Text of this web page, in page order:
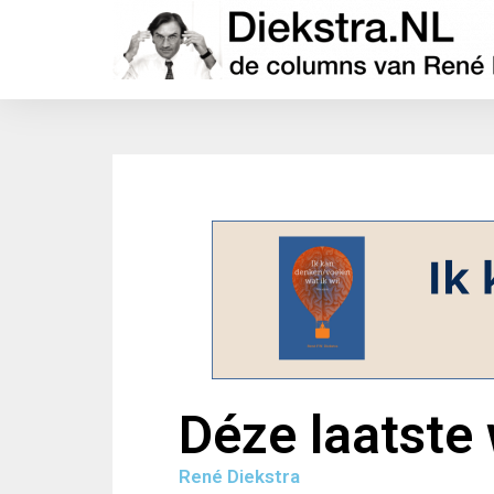
Déze laatste
René Diekstra